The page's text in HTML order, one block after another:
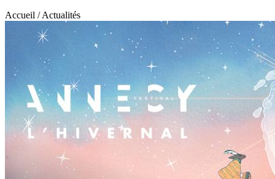
Accueil / Actualités